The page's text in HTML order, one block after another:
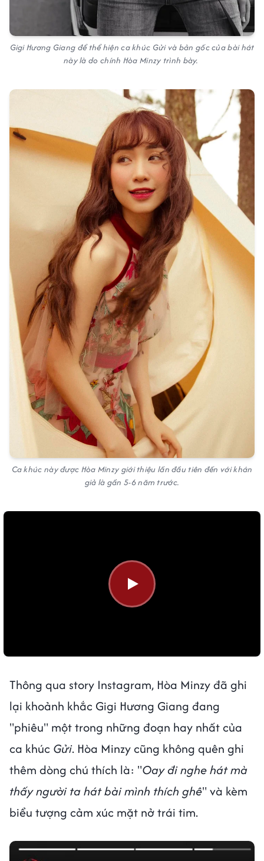
Gigi Hương Giang để thể hiện ca khúc Gửi và bản gốc của bài hát
này là do chính Hòa Minzy trình bày.
Ca khúc này được Hòa Minzy giới thiệu lần đầu tiên đến với khán
giả là gần 5-6 năm trước.
Thông qua story Instagram, Hòa Minzy đã ghi
lại khoảnh khắc Gigi Hương Giang đang
"phiêu" một trong những đoạn hay nhất của
ca khúc Gửi. Hòa Minzy cũng không quên ghi
thêm dòng chú thích là: "Oay đi nghe hát mà
thấy người ta hát bài mình thích ghê" và kèm
biểu tượng cảm xúc mặt nở trái tim.